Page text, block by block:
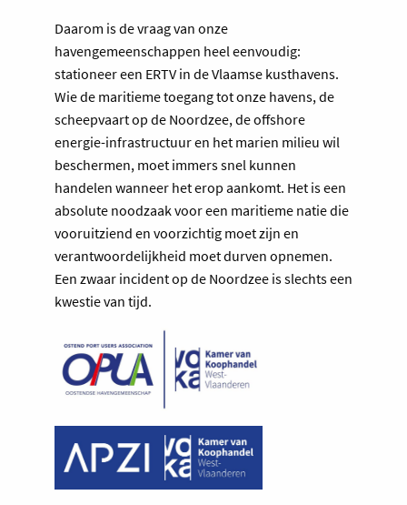
Daarom is de vraag van onze
havengemeenschappen heel eenvoudig:
stationeer een ERTV in de Vlaamse kusthavens.
Wie de maritieme toegang tot onze havens, de
scheepvaart op de Noordzee, de offshore
energie-infrastructuur en het marien milieu wil
beschermen, moet immers snel kunnen
handelen wanneer het erop aankomt. Het is een
absolute noodzaak voor een maritieme natie die
vooruitziend en voorzichtig moet zijn en
verantwoordelijkheid moet durven opnemen.
Een zwaar incident op de Noordzee is slechts een
kwestie van tijd.